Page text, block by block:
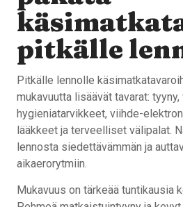
pitkälle
Pitkälle lennolle
mukavuutta lisäävät tavarat:
hygieniatarvikkeet, viihde-
lääkkeet ja terveelliset välipalat.
lennosta siedettävämmän ja
aikaerorytmiin.
Mukavuus on tärkeää tuntikausia